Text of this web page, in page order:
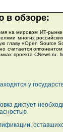
в обзоре:
на мировом ИТ-
многих
главу «Open Source
считается
проекта CNews.ru.
у
диктует